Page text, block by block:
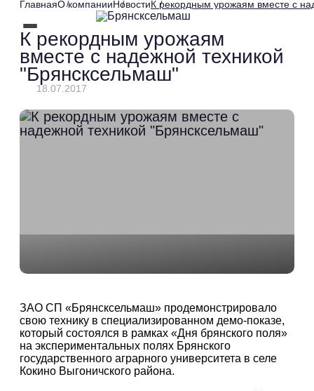
ГлавнаяО компанииНовостиК рекордным урожаям вместе с
К рекордным урожаям
вместе с надежной техникой
"Брянсксельмаш"
18.07.2017
ЗАО СП «Брянсксельмаш» продемонстрировало
свою технику в специализированном демо-показе,
который состоялся в рамках «Дня брянского поля»
на экспериментальных полях Брянского
государственного аграрного университета в селе
Кокино Выгоничского района.